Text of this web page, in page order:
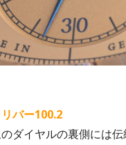
バー100.2
ダイヤルの裏側には